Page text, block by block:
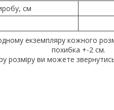
см
екземпляру кожного
похибка +-2 см.
розміру ви можете